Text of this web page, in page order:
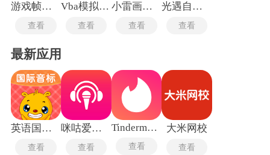
游戏帧数管家
查看
Vba模拟器中文版
查看
小雷画质助手
查看
光遇自动弹琴软件
查看
最新应用
英语国际音标
查看
咪咕爱唱手机版
查看
Tindermatch
查看
大米网校
查看